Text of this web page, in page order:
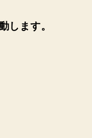
します。